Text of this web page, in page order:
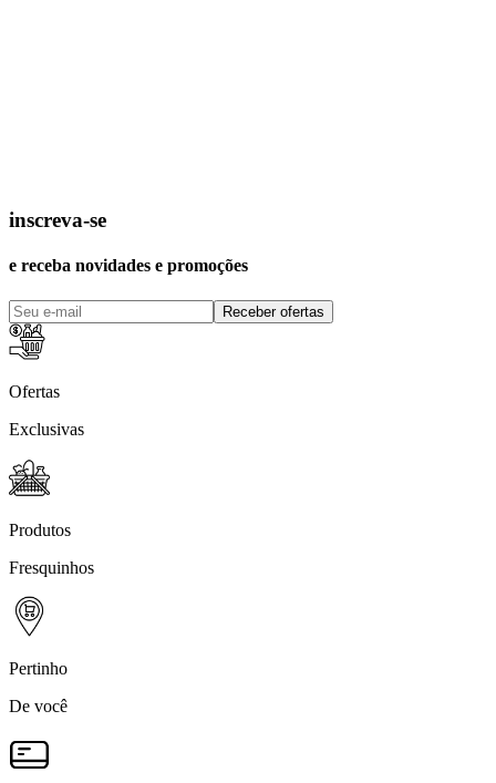
inscreva-se
e receba novidades e promoções
Receber ofertas
Ofertas
Exclusivas
Produtos
Fresquinhos
Pertinho
De você